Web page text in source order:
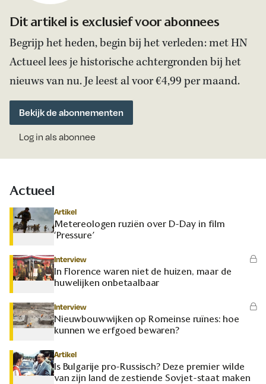
Dit artikel is exclusief voor abonnees
Begrijp het heden, begin bij het verleden: met HN
Actueel lees je historische achtergronden bij het
nieuws van nu. Je leest al voor €4,99 per maand.
Bekijk de abonnementen
Log in als abonnee
Actueel
Artikel
Metereologen ruziën over D-Day in film
‘Pressure’
Interview
In Florence waren niet de huizen, maar de
huwelijken onbetaalbaar
Interview
Nieuwbouwwijken op Romeinse ruïnes: hoe
kunnen we erfgoed bewaren?
Artikel
Is Bulgarije pro-Russisch? Deze premier wilde
van zijn land de zestiende Sovjet-staat maken